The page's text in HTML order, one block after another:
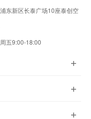
浦东新区长泰广场10座泰创空
五9:00-18:00